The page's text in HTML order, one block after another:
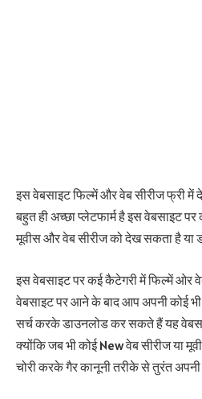
इस वेबसाइट फिल्में और वेब सीरीज फ्री
बहुत ही अच्छा प्लेटफार्म है इस वेबसाइट पर
मूवीस और वेब सीरीज को देख सकता है या
इस वेबसाइट पर कई कैटेगरी में फिल्में ओर
वेबसाइट पर आने के बाद आप अपनी कोई
सर्च करके डाउनलोड कर सकते हैं यह
क्योंकि जब भी कोई New वेब सीरीज या
चोरी करके गैर कानूनी तरीके से तुरंत